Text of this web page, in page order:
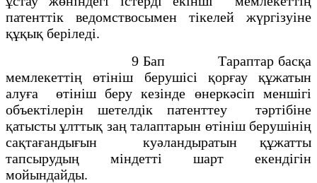
патенттік ведомствосымен тікелей жүргізуіне
құқық беріледі.
9 Бап Тараптар басқа
мемлекеттің өтініш берушісі қорғау құжатын
алуға өтініш беру кезінде өнеркәсіп меншігі
объектілерін шетелдік патенттеу тәртібіне
қатысты ұлттық заң талаптарын өтініш берушінің
сақтағандығын куәландыратын құжатты
тапсырудың міндетті шарт екендігін
мойындайды.